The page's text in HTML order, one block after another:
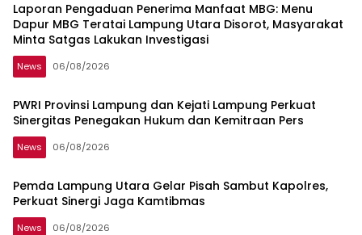
Laporan Pengaduan Penerima Manfaat MBG: Menu
Dapur MBG Teratai Lampung Utara Disorot, Masyarakat
Minta Satgas Lakukan Investigasi
News 06/08/2026
PWRI Provinsi Lampung dan Kejati Lampung Perkuat
Sinergitas Penegakan Hukum dan Kemitraan Pers
News 06/08/2026
Pemda Lampung Utara Gelar Pisah Sambut Kapolres,
Perkuat Sinergi Jaga Kamtibmas
News 06/08/2026